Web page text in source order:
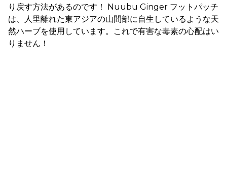
り戻す方法があるのです！ Nuubu Ginger フットパッチ
は、人里離れた東アジアの山間部に自生しているような天
然ハーブを使用しています。これで有害な毒素の心配はい
りません！